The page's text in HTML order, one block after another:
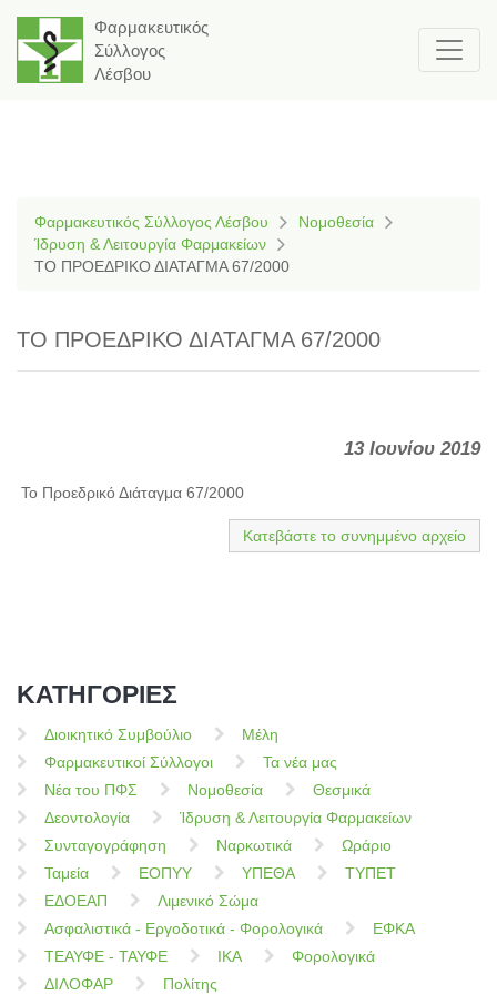
Φαρμακευτικός
Σύλλογος
Λέσβου
Φαρμακευτικός Σύλλογος Λέσβου
Νομοθεσία
Ίδρυση & Λειτουργία Φαρμακείων
ΤΟ ΠΡΟΕΔΡΙΚΟ ΔΙΑΤΑΓΜΑ 67/2000
ΤΟ ΠΡΟΕΔΡΙΚΟ ΔΙΑΤΑΓΜΑ 67/2000
13 Ιουνίου 2019
Το Προεδρικό Διάταγμα 67/2000
Κατεβάστε το συνημμένο αρχείο
ΚΑΤΗΓΟΡΙΕΣ
Διοικητικό Συμβούλιο
Μέλη
Φαρμακευτικοί Σύλλογοι
Τα νέα μας
Νέα του ΠΦΣ
Νομοθεσία
Θεσμικά
Δεοντολογία
Ίδρυση & Λειτουργία Φαρμακείων
Συνταγογράφηση
Ναρκωτικά
Ωράριο
Ταμεία
ΕΟΠΥΥ ΥΠΕΘΑ
ΤΥΠΕΤ
ΕΔΟΕΑΠ
Λιμενικό Σώμα
Ασφαλιστικά - Εργοδοτικά - Φορολογικά
ΕΦΚΑ
ΤΕΑΥΦΕ - ΤΑΥΦΕ
ΙΚΑ
Φορολογικά
ΔΙΛΟΦΑΡ
Πολίτης